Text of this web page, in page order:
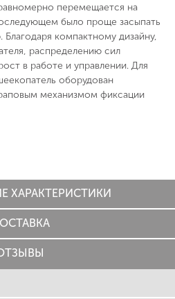
перемещается на
было проще засыпать
компактному дизайну,
распределению сил
в работе и управлении. Для
оборудован
механизмом фиксации
ХАРАКТЕРИСТИКИ